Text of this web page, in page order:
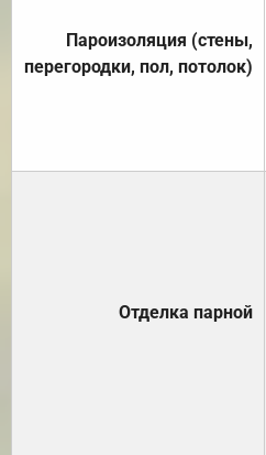
Пароизоляция (стены,
перегородки, пол, потолок)
Отделка парной